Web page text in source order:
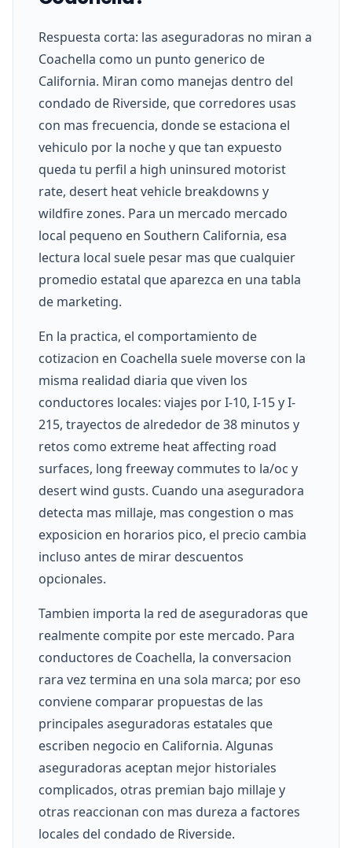
Respuesta corta: las aseguradoras no miran a
Coachella como un punto generico de
California. Miran como manejas dentro del
condado de Riverside, que corredores usas
con mas frecuencia, donde se estaciona el
vehiculo por la noche y que tan expuesto
queda tu perfil a high uninsured motorist
rate, desert heat vehicle breakdowns y
wildfire zones. Para un mercado mercado
local pequeno en Southern California, esa
lectura local suele pesar mas que cualquier
promedio estatal que aparezca en una tabla
de marketing.
En la practica, el comportamiento de
cotizacion en Coachella suele moverse con la
misma realidad diaria que viven los
conductores locales: viajes por I-10, I-15 y I-
215, trayectos de alrededor de 38 minutos y
retos como extreme heat affecting road
surfaces, long freeway commutes to la/oc y
desert wind gusts. Cuando una aseguradora
detecta mas millaje, mas congestion o mas
exposicion en horarios pico, el precio cambia
incluso antes de mirar descuentos
opcionales.
Tambien importa la red de aseguradoras que
realmente compite por este mercado. Para
conductores de Coachella, la conversacion
rara vez termina en una sola marca; por eso
conviene comparar propuestas de las
principales aseguradoras estatales que
escriben negocio en California. Algunas
aseguradoras aceptan mejor historiales
complicados, otras premian bajo millaje y
otras reaccionan con mas dureza a factores
locales del condado de Riverside.